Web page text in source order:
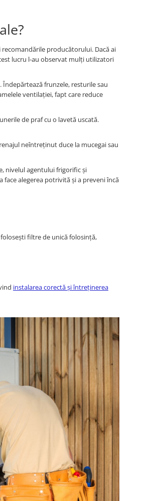
producătorului. Dacă ai
lucru l-au observat mulți utilizatori
frunzele, resturile sau
ventilației, fapt care reduce
de praf cu o lavetă uscată.
neîntreținut duce la mucegai sau
nivelul agentului frigorific și
face alegerea potrivită și a preveni încă
folosești filtre de unică folosință,
instalarea corectă și întreținerea